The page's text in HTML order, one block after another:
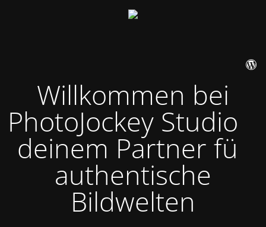
Willkommen bei
PhotoJockey Studio –
deinem Partner für
authentische
Bildwelten